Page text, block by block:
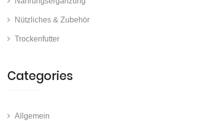
Nützliches & Zubehör
Trockenfutter
Categories
Allgemein